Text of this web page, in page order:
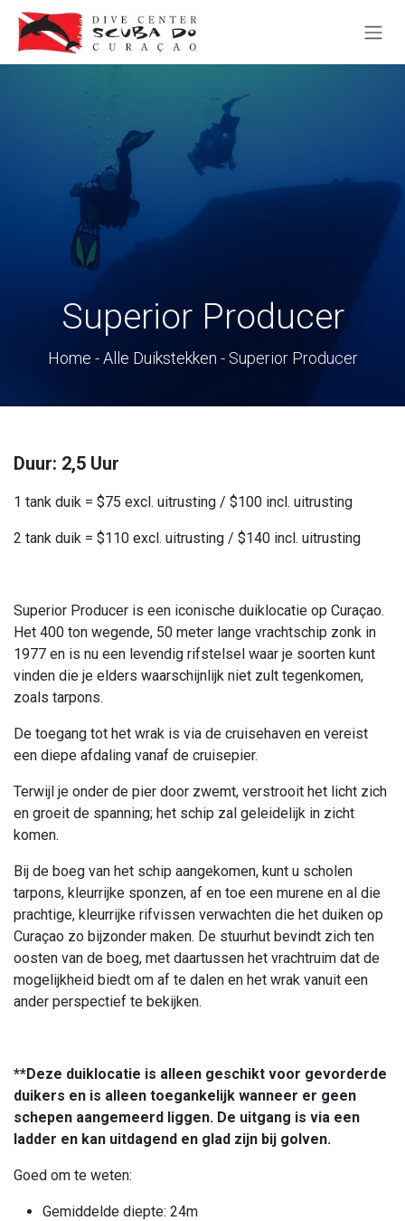
Superior Producer
Home -Alle Duikstekken - Superior Producer
Duur: 2,5 Uur
1 tank duik = $75 excl. uitrusting / $100 incl. uitrusting
2 tank duik = $110 excl. uitrusting / $140 incl. uitrusting
Superior Producer is een iconische duiklocatie op Curaçao.
Het 400 ton wegende, 50 meter lange vrachtschip zonk in
1977 en is nu een levendig rifstelsel waar je soorten kunt
vinden die je elders waarschijnlijk niet zult tegenkomen,
zoals tarpons.
De toegang tot het wrak is via de cruisehaven en vereist
een diepe afdaling vanaf de cruisepier.
Terwijl je onder de pier door zwemt, verstrooit het licht zich
en groeit de spanning; het schip zal geleidelijk in zicht
komen.
Bij de boeg van het schip aangekomen, kunt u scholen
tarpons, kleurrijke sponzen, af en toe een murene en al die
prachtige, kleurrijke rifvissen verwachten die het duiken op
Curaçao zo bijzonder maken. De stuurhut bevindt zich ten
oosten van de boeg, met daartussen het vrachtruim dat de
mogelijkheid biedt om af te dalen en het wrak vanuit een
ander perspectief te bekijken.
**Deze duiklocatie is alleen geschikt voor gevorderde
duikers en is alleen toegankelijk wanneer er geen
schepen aangemeerd liggen. De uitgang is via een
ladder en kan uitdagend en glad zijn bij golven.
Goed om te weten:
Gemiddelde diepte: 24m